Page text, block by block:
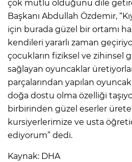
çok mutlu olduğunu dile
Başkanı Abdullah Özdemir,
için burada güzel bir ortamı
kendileri yararlı zaman
çocukların fiziksel ve zihinsel
sağlayan oyuncaklar
parçalarından yapılan
doğa dostu olma özelliği
birbirinden güzel eserler
kursiyerlerimize ve usta
ediyorum” dedi.
Kaynak: DHA